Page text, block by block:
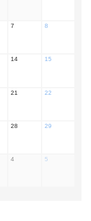
7 8
14 15
21 22
28 29
4 5